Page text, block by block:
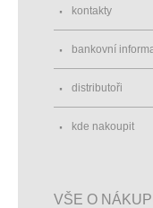
kontakty
bankovní
distributoři
kde nakoupit
VŠE O